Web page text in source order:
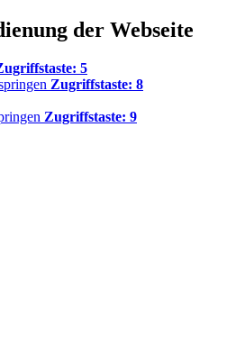
der Webseite
5
Zugriffstaste: 8
Zugriffstaste: 9